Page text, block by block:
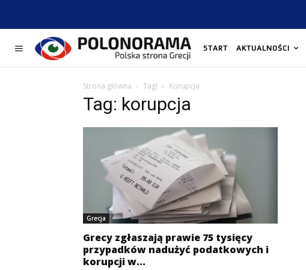
START AKTUALNOŚCI
Strona główna Tagi Korupcja
Tag: korupcja
Grecja
Grecy zgłaszają prawie 75 tysięcy
przypadków nadużyć podatkowych i
korupcji w...